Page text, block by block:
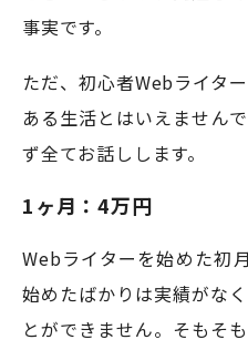
事実です。
ただ、初心者Webライタ
ある生活とはいえません
ず全てお話しします。
1ヶ月：4万円
Webライターを始めた初
始めたばかりは実績がな
とができません。そもそ